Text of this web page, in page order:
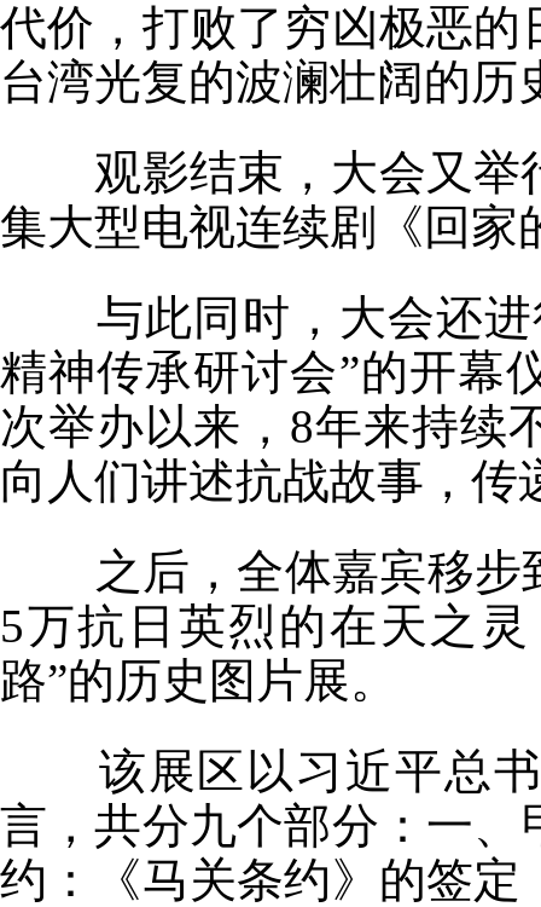
代价，打败了穷凶极恶
台湾光复的波澜壮阔的历
观影结束，大会又举
集大型电视连续剧《回家
与此同时，大会还
精神传承研讨会”的开幕
次举办以来， 8年来持续
向人们讲述抗战故事，传
之后，全体嘉宾移
5万抗日英烈的在天之
路”的历史图片展。
该展区以习近平总
言，共分九个部分：一
约：《马关条约》的签